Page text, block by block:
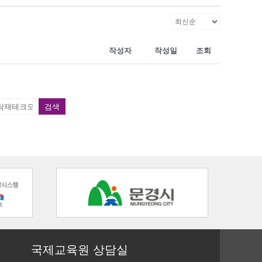
작성자 작성일 조회
검색
국제교육원 상담실